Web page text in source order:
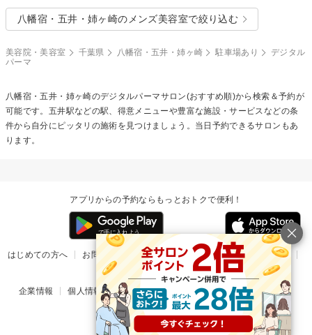
八幡宿・五井・姉ヶ崎のメンズ美容室で絞り込む
美容院・美容室 千葉県 八幡宿・五井・姉ヶ崎 駐車場あり
デジタル
パーマ
八幡宿・五井・姉ヶ崎のデジタルパーマサロン(おすすめ順)から検索＆予約が
可能です。五井駅などの駅、得意メニューや豊富な施設・サービスなどの条
件から自分にピッタリの施術を見つけましょう。当日予約できるサロンもあ
ります。
アプリからの予約ならもっとおトクで便利！
はじめての方へ お問い合わせ ヘルプ リリース情報
利用規約
掲載ご希望のサロン様
企業情報 個人情報保護方針 楽天のサービス一覧 アプリ一覧
© Rakuten Group, Inc.